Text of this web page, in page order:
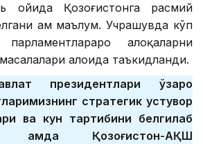
ойида Қозоғистонга расмий
ҳам маълум. Учрашувда кўп
алоқаларни
алоҳида таъкидланди.
президентлари ўзаро
стратегик устувор
ва кун тартибини белгилаб
ҳамда Қозоғистон-АҚШ